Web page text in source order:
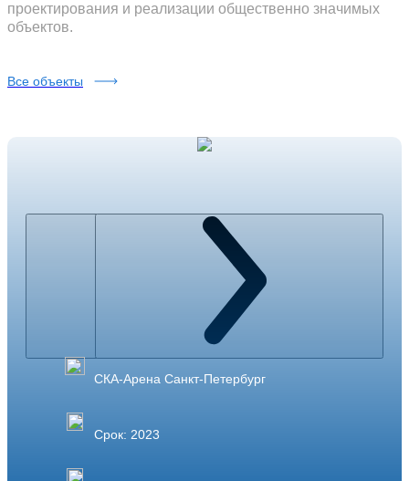
проектирования и реализации общественно значимых
объектов.
Все объекты
СКА-Арена Санкт-Петербург
Срок: 2023